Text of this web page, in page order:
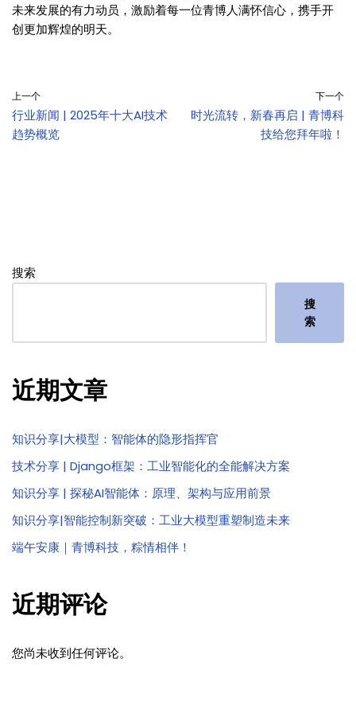
未来发展的有力动员，激励着每一位青博人满怀信心，携手开
创更加辉煌的明天。
上一个
行业新闻 | 2025年十大AI技术
趋势概览
下一个
时光流转，新春再启 | 青博科
技给您拜年啦！
搜索
搜
索
近期文章
知识分享|大模型：智能体的隐形指挥官
技术分享 | Django框架：工业智能化的全能解决方案
知识分享 | 探秘AI智能体：原理、架构与应用前景
知识分享|智能控制新突破：工业大模型重塑制造未来
端午安康｜青博科技，粽情相伴！
近期评论
您尚未收到任何评论。